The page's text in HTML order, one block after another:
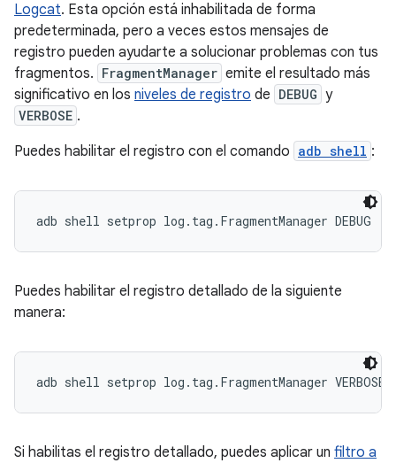
Logcat. Esta opción está inhabilitada de forma
predeterminada, pero a veces estos mensajes de
registro pueden ayudarte a solucionar problemas con tus
fragmentos. FragmentManager emite el resultado más
significativo en los niveles de registro de DEBUG y
VERBOSE .
Puedes habilitar el registro con el comando adb shell :
Puedes habilitar el registro detallado de la siguiente
manera:
Si habilitas el registro detallado, puedes aplicar un filtro a